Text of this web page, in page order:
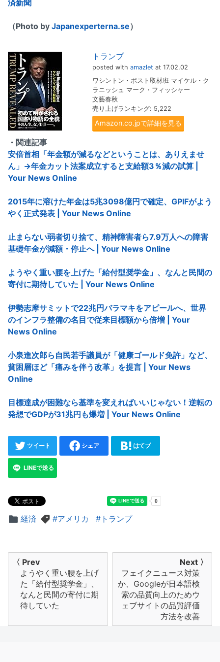
済新聞
（Photo by Japanexperterna.se）
トランプ
posted with amazlet at 17.02.02
ワシントン・ポスト取材班 マイケル・ク
ラニッシュ マーク・フィッシャー
文藝春秋
売り上げランキング: 5,222
Amazon.co.jpで詳細を見る
・関連記事
安倍首相「年金額が減るなどということは、ありえませ
ん」→年金カット法案成立すると支給額3％減の試算 |
Your News Online
2015年に溶けた年金は5兆3098億円で確定、GPIFがよう
やく正式発表 | Your News Online
止まらない弱者切り捨て、精神障害者ら7.9万人への障害
基礎年金が減額・停止へ | Your News Online
ようやく重い腰を上げた「給付型奨学金」、なんと民間の
寄付に期待していた | Your News Online
伊勢志摩サミットで22兆円バラマキをアピールへ、世界
のインフラ整備の名目で従来目標額から倍増 | Your
News Online
小泉進次郎ら自民若手議員が「健康ゴールド免許」など、
貧困層ほど「痛みを伴う改革」を提言 | Your News
Online
目標達成が困難なら基準を変えればいいじゃない！逆転の
発想でGDPが31兆円も爆増 | Your News Online
ツイート シェア はてブ
LINEで送る
経済 アメリカ トランプ
〈 Prev
ようやく重い腰を上げ
た「給付型奨学金」、
なんと民間の寄付に期
待していた
Next 〉
フェイクニュース対策
か、Googleが日本語検
索の品質向上のためウ
ェブサイトの品質評価
方法を改善